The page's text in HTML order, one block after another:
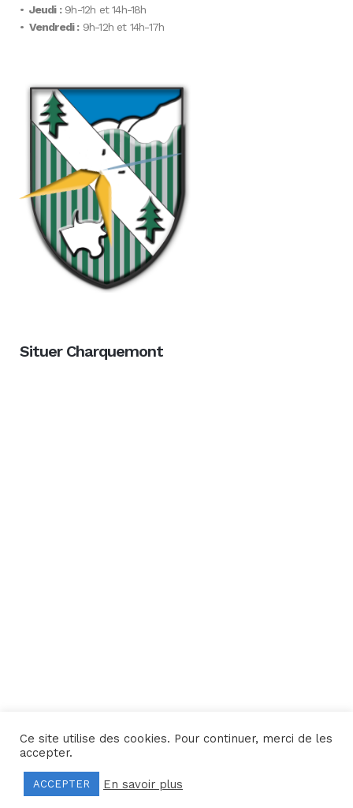
• Jeudi :9h-12h et 14h-18h
• Vendredi :9h-12h et 14h-17h
Situer Charquemont
Une réalisation Yata!
Mentions légales–Politique de confidentialité
Ce site utilise des cookies. Pour continuer, merci de les
accepter.
ACCEPTER En savoir plus